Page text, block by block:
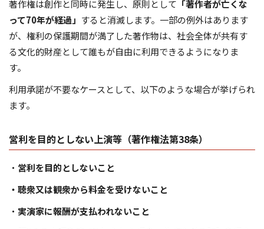
著作権は創作と同時に発生し、原則として 「著作者が亡くな
って70年が経過」 すると消滅します。一部の例外はあります
が、権利の保護期間が満了した著作物は、社会全体が共有す
る文化的財産として誰もが自由に利用できるようになりま
す。
利用承諾が不要なケースとして、以下のような場合が挙げられ
ます。
営利を目的としない上演等（著作権法第38条）
・ 営利を目的としないこと
・聴衆又は観衆から料金を受けないこと
・ 実演家に報酬が支払われないこと